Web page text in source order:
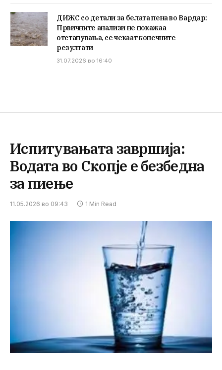
ДИЖС со детали за белата пена во Вардар:
Првичните анализи не покажаа
отстапувања, се чекаат конечните
резултати
31.07.2026 во 16:40
Испитувањата завршија:
Водата во Скопје е безбедна
за пиење
11.05.2026 во 09:43 1 Min Read